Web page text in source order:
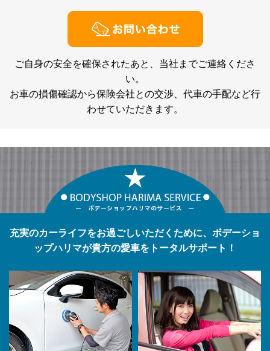
ご自身の安全を確保されたあと、当社までご連絡くださ
い。
お車の損傷確認から保険会社との交渉、代車の手配など行
わせていただきます。
充実のカーライフをお過ごしいただくために、ボデーショ
ップハリマが貴方の愛車をトータルサポート！